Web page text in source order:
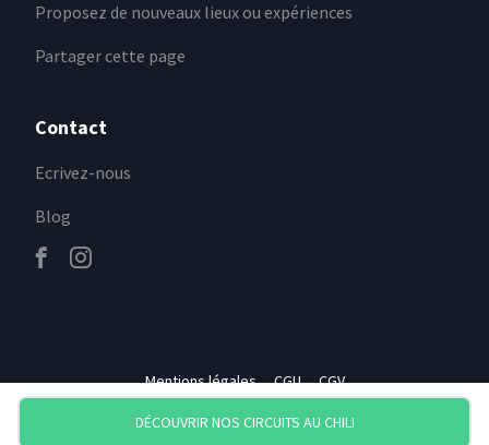
DÉCOUVRIR NOS CIRCUITS AU CHILI
Proposez de nouveaux lieux ou expériences
Partager cette page
Contact
Ecrivez-nous
Blog
Mentions légales CGU CGV